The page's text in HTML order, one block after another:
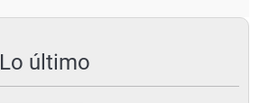
Lo último